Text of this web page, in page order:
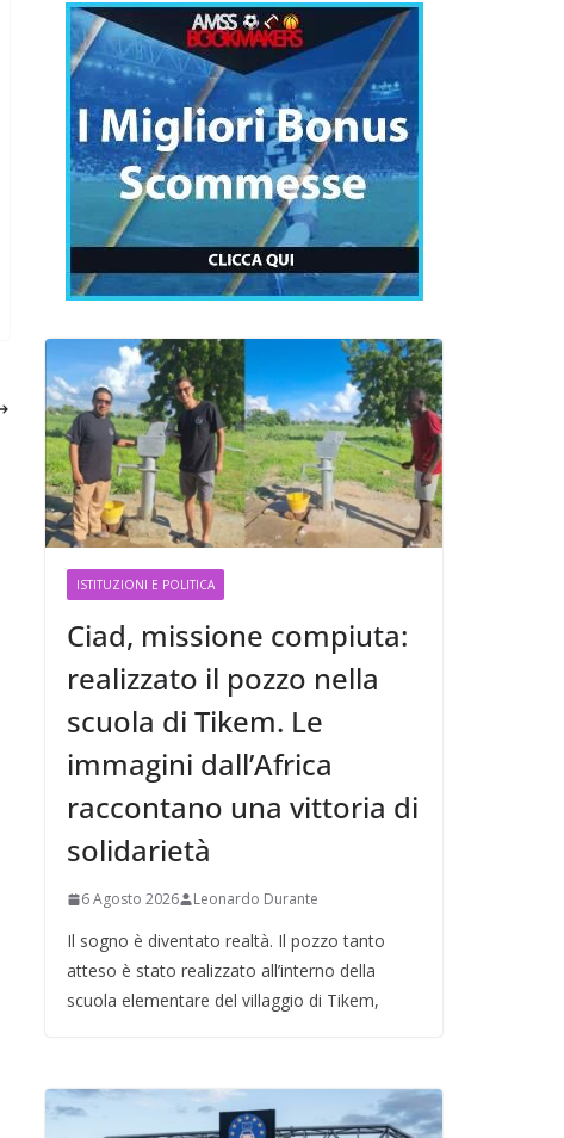
ISTITUZIONI E POLITICA
Ciad, missione compiuta:
realizzato il pozzo nella
scuola di Tikem. Le
immagini dall’Africa
raccontano una vittoria di
solidarietà
6 Agosto 2026 Leonardo Durante
Il sogno è diventato realtà. Il pozzo tanto
atteso è stato realizzato all’interno della
scuola elementare del villaggio di Tikem,